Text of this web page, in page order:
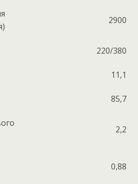
2900
220/380
11,1
85,7
2,2
0,88